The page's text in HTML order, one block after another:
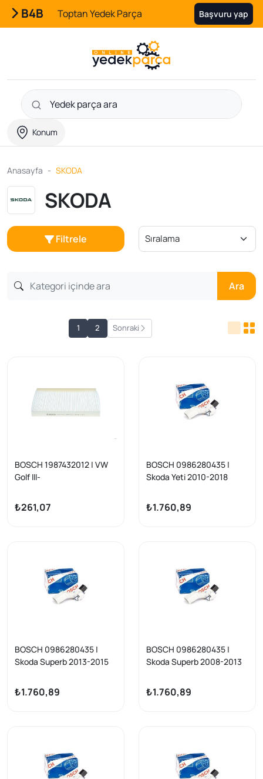
B4B Toptan Yedek Parça Başvuru yap
Konum
Anasayfa SKODA
SKODA
Filtrele
Ara
1 2 Sonraki
BOSCH 1987432012 | VW
Golf III-
a/Polo/Caddy II Polen
Filtresi
₺261,07
BOSCH 0986280435 |
Skoda Yeti 2010-2018
₺1.760,89
BOSCH 0986280435 |
Skoda Superb 2013-2015
₺1.760,89
BOSCH 0986280435 |
Skoda Superb 2008-2013
₺1.760,89